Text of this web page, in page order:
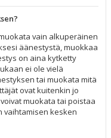
vain alkuperäinen
äänestystä, muokkaa
on aina kytketty
ei ole vielä
tai muokata mitä
ovat kuitenkin jo
muokata tai poistaa
vaihtamisen kesken